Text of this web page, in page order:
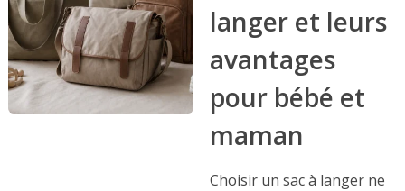
langer et leurs
avantages
pour bébé et
maman
Choisir un sac à langer ne